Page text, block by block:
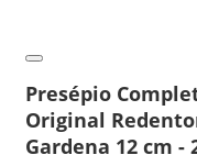
Presépio
Original
Gardena 12 cm -